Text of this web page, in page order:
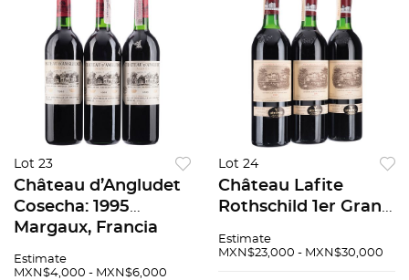
Lot 23
Château d’Angludet
Cosecha: 1995
Margaux, Francia
Piezas: 3 89 / 100
Estimate
MXN$4,000 - MXN$6,000
Lot 24
Château Lafite
Rothschild 1er Grand
1985 Pauillac,
Estimate
MXN$23,000 - MXN$30,000